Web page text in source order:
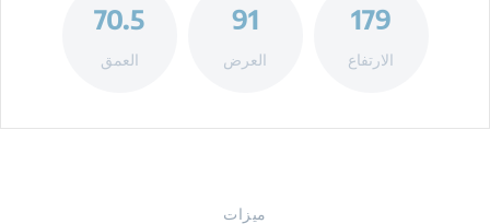
179
الارتفاع
91
العرض
70.5
العمق
ميزات